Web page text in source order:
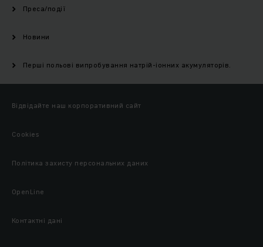
Преса/події
Новини
Перші польові випробування натрій-іонних акумуляторів.
Відвідайте наш корпоративний сайт
Cookies
Політика захисту персональних даних
OpenLine
Контактні дані